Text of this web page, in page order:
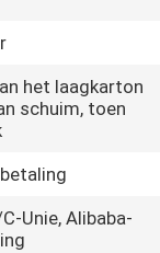
het laagkarton
schuim, toen
Unie, Alibaba-